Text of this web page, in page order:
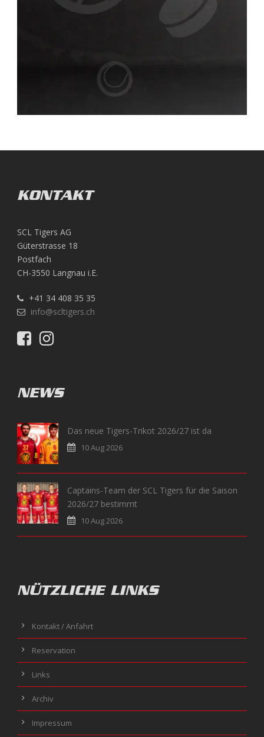
KONTAKT
SCL Tigers AG
Güterstrasse 18
Postfach
CH-3550 Langnau i.E.
+41 34 408 35 35
info@scltigers.ch
NEWS
Das neue Tigers-Trikot 2026/27 ist da
10 Aug 2026
Captains-Team der SCL Tigers für die Saison
2026/27 bestimmt
10 Aug 2026
NÜTZLICHE LINKS
Kontakt / Anfahrt
Reservation
Links
Archiv
Impressum